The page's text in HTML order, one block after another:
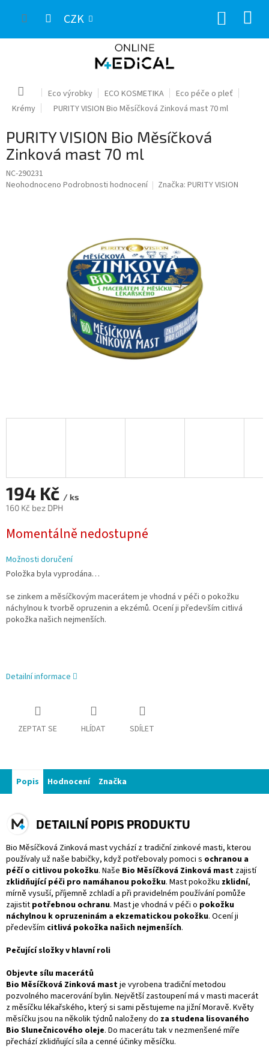
CZK
Domů Eco výrobky ECO KOSMETIKA
Eco péče o pleť
Krémy
PURITY VISION Bio Měsíčková Zinková mast 70 ml
PURITY VISION Bio Měsíčková
Zinková mast 70 ml
NC-290231
Průměrné
Neohodnoceno Podrobnosti hodnocení Značka: PURITY VISION
194 Kč / ks
160 Kč bez DPH
cena:
Momentálně nedostupné
Možnosti doručení
Položka byla vyprodána…
se zinkem a měsíčkovým macerátem je vhodná v péči o pokožku
náchylnou k tvorbě opruzenin a ekzémů. Ocení ji především citlivá
pokožka našich nejmenších.
Detailní informace
ZEPTAT SE HLÍDAT SDÍLET
Popis Hodnocení Značka
DETAILNÍ POPIS PRODUKTU
Bio Měsíčková Zinková mast vychází z tradiční zinkové masti, kterou
používaly už naše babičky, když potřebovaly pomoci s ochranou a
péčí o citlivou pokožku. Naše Bio Měsíčková Zinková mast zajistí
zklidňující péči pro namáhanou pokožku. Mast pokožku zklidní,
mírně vysuší, příjemně zchladí a při pravidelném používání pomůže
zajistit potřebnou ochranu. Mast je vhodná v péči o pokožku
náchylnou k opruzeninám a ekzematickou pokožku. Ocení ji
především citlivá pokožka našich nejmenších.
Pečující složky v hlavní roli
Objevte sílu macerátů
Bio Měsíčková Zinková mastje vyrobena tradiční metodou
pozvolného macerování bylin. Největší zastoupení má v masti macerát
z měsíčku lékařského, který si sami pěstujeme na jižní Moravě. Květy
měsíčku jsou na několik týdnů naloženy do za studena lisovaného
Bio Slunečnicového oleje. Do macerátu tak v nezmenšené míře
přechází zklidňující síla a cenné účinky měsíčku.